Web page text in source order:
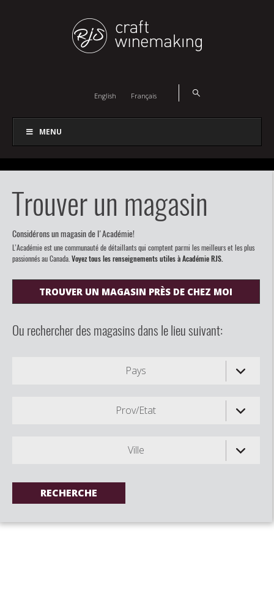
English Français
MENU
Trouver un magasin
Considérons un magasin de l'Académie!
L’Académie est une communauté de détaillants qui comptent parmi les meilleurs et les plus
passionnés au Canada. Voyez tous les renseignements utiles à Académie RJS.
TROUVER UN MAGASIN PRÈS DE CHEZ MOI
Ou rechercher des magasins dans le lieu suivant:
Pays
Prov/Etat
Ville